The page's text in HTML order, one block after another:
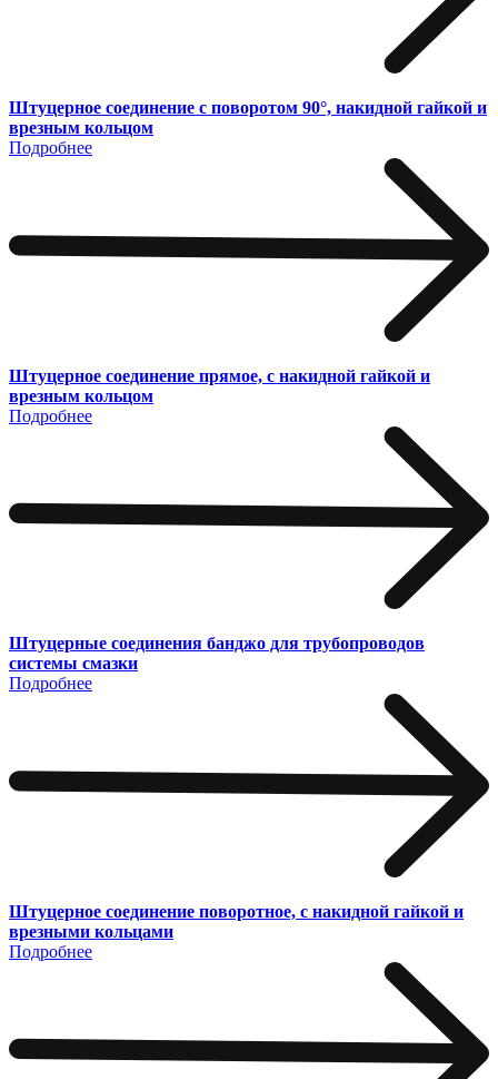
Штуцерное соединение с поворотом 90°, накидной гайкой и
врезным кольцом
Подробнее
Штуцерное соединение прямое, с накидной гайкой и
врезным кольцом
Подробнее
Штуцерные соединения банджо для трубопроводов
системы смазки
Подробнее
Штуцерное соединение поворотное, с накидной гайкой и
врезными кольцами
Подробнее